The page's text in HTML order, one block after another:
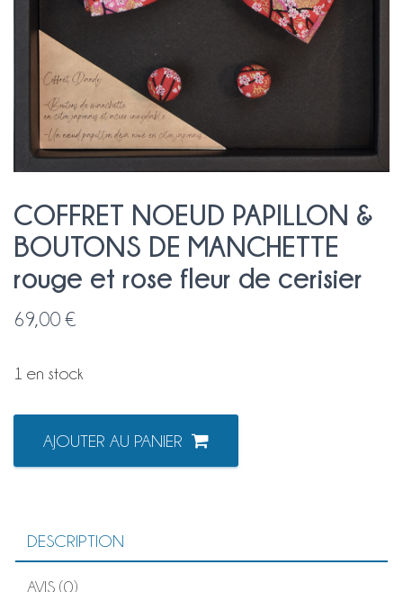
COFFRET NOEUD PAPILLON &
BOUTONS DE MANCHETTE
rouge et rose fleur de cerisier
69,00€
1 en stock
MANCHETTE
rouge
AJOUTER AU PANIER
DESCRIPTION
AVIS (0)